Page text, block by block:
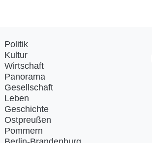
Politik
Kultur
Wirtschaft
Panorama
Gesellschaft
Leben
Geschichte
Ostpreußen
Pommern